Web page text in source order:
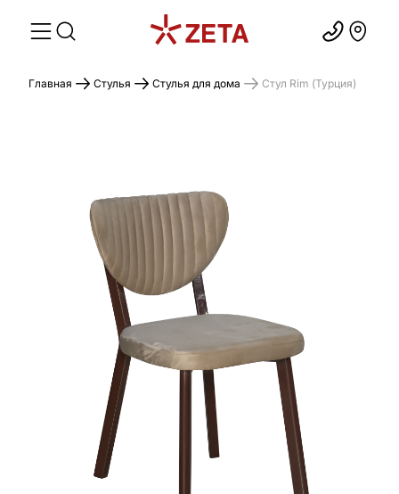
Главная Стулья Стулья для дома Стул Rim (Турция)